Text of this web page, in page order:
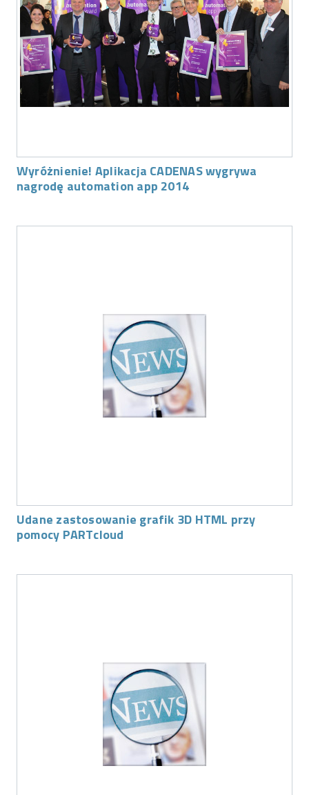
Wyróżnienie! Aplikacja CADENAS wygrywa
nagrodę automation app 2014
Udane zastosowanie grafik 3D HTML przy
pomocy PARTcloud